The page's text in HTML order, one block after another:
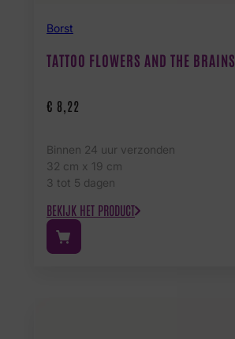
Borst
TATTOO FLOWERS AND THE BRAINS
€ 8,22
Binnen 24 uur verzonden
32 cm x 19 cm
3 tot 5 dagen
BEKIJK HET PRODUCT